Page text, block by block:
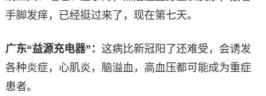
手脚发痒，已经挺过来了，现在第七天。
广东“益源充电器”： 这病比新冠阳了还难受，会诱发
各种炎症，心肌炎，脑溢血，高血压都可能成为重症
患者。